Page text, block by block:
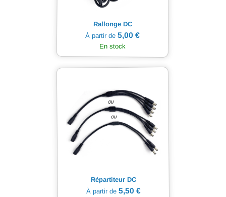
Rallonge DC
À partir de5,00 €
En stock
Répartiteur DC
À partir de 5,50 €